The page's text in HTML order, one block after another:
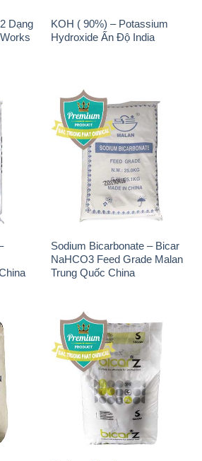
Dạng
KOH ( 90%) – Potassium
Hydroxide Ấn Độ India
Sodium Bicarbonate – Bicar
NaHCO3 Feed Grade Malan
Trung Quốc China